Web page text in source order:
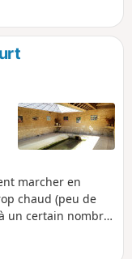
marcher en
chaud (peu de
un certain nombre
époques